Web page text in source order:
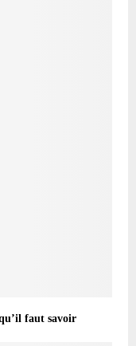
faut savoir